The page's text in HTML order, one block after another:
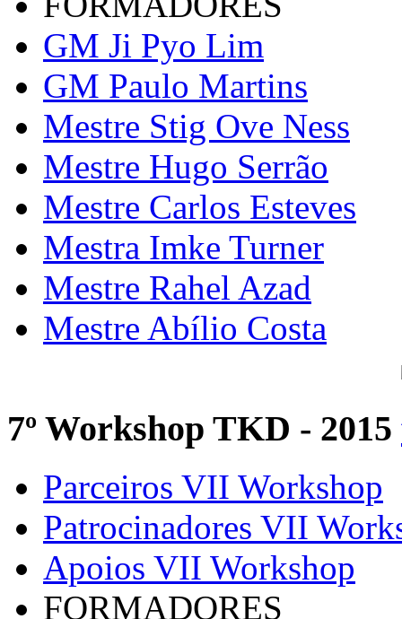
GM Ji Pyo Lim
GM Paulo Martins
Mestre Stig Ove Ness
Mestre Hugo Serrão
Mestre Carlos Esteves
Mestra Imke Turner
Mestre Rahel Azad
Mestre Abílio Costa
7º Workshop TKD - 2015
Parceiros VII Workshop
Patrocinadores VII
Apoios VII Workshop
FORMADORES